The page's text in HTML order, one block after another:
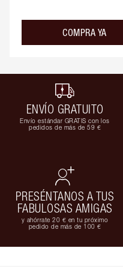
COMPRA YA
ENVÍO GRATUITO
Envío estándar GRATIS con los
pedidos de más de 59 €
PRESÉNTANOS A TUS
FABULOSAS AMIGAS
y ahórrate 20 € en tu próximo
pedido de más de 100 €